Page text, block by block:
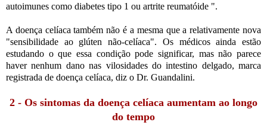
autoimunes como diabetes tipo 1 ou artrite reumatóide ".
A doença celíaca também não é a mesma que a relativamente nova
"sensibilidade ao glúten não-celíaca". Os médicos ainda estão
estudando o que essa condição pode significar, mas não parece
haver nenhum dano nas vilosidades do intestino delgado, marca
registrada de doença celíaca, diz o Dr. Guandalini.
2 - Os sintomas da doença celíaca aumentam ao longo
do tempo